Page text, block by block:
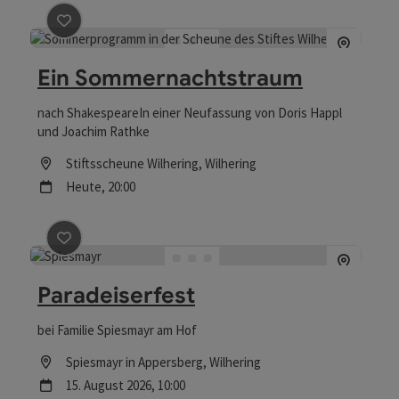
Beitrag merken : Ein Sommernachtstraum
Ein Sommernachtstraum
nach ShakespeareIn einer Neufassung von Doris Happl
und Joachim Rathke
Location
Stiftsscheune Wilhering, Wilhering
Nächster Termin
Heute, 20:00
Beitrag merken
Paradeiserfest
bei Familie Spiesmayr am Hof
Location
Spiesmayr in Appersberg, Wilhering
Nächster Termin
15. August 2026, 10:00